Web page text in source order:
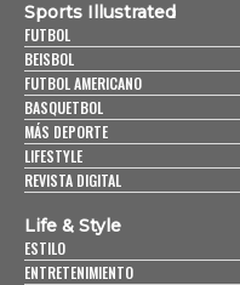
Sports Illustrated
FUTBOL
BEISBOL
FUTBOL AMERICANO
BASQUETBOL
MÁS DEPORTE
LIFESTYLE
REVISTA DIGITAL
Life & Style
ESTILO
ENTRETENIMIENTO